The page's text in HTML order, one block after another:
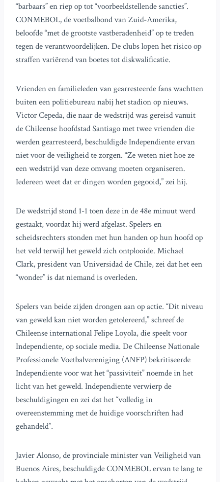
“barbaars” en riep op tot “voorbeeldstellende sancties”.
CONMEBOL, de voetbalbond van Zuid-Amerika,
beloofde “met de grootste vastberadenheid” op te treden
tegen de verantwoordelijken. De clubs lopen het risico op
straffen variërend van boetes tot diskwalificatie.
Vrienden en familieleden van gearresteerde fans wachtten
buiten een politiebureau nabij het stadion op nieuws.
Victor Cepeda, die naar de wedstrijd was gereisd vanuit
de Chileense hoofdstad Santiago met twee vrienden die
werden gearresteerd, beschuldigde Independiente ervan
niet voor de veiligheid te zorgen. “Ze weten niet hoe ze
een wedstrijd van deze omvang moeten organiseren.
Iedereen weet dat er dingen worden gegooid,” zei hij.
De wedstrijd stond 1-1 toen deze in de 48e minuut werd
gestaakt, voordat hij werd afgelast. Spelers en
scheidsrechters stonden met hun handen op hun hoofd op
het veld terwijl het geweld zich ontplooide. Michael
Clark, president van Universidad de Chile, zei dat het een
“wonder” is dat niemand is overleden.
Spelers van beide zijden drongen aan op actie. “Dit niveau
van geweld kan niet worden getolereerd,” schreef de
Chileense international Felipe Loyola, die speelt voor
Independiente, op sociale media. De Chileense Nationale
Professionele Voetbalvereniging (ANFP) bekritiseerde
Independiente voor wat het “passiviteit” noemde in het
licht van het geweld. Independiente verwierp de
beschuldigingen en zei dat het “volledig in
overeenstemming met de huidige voorschriften had
gehandeld”.
Javier Alonso, de provinciale minister van Veiligheid van
Buenos Aires, beschuldigde CONMEBOL ervan te lang te